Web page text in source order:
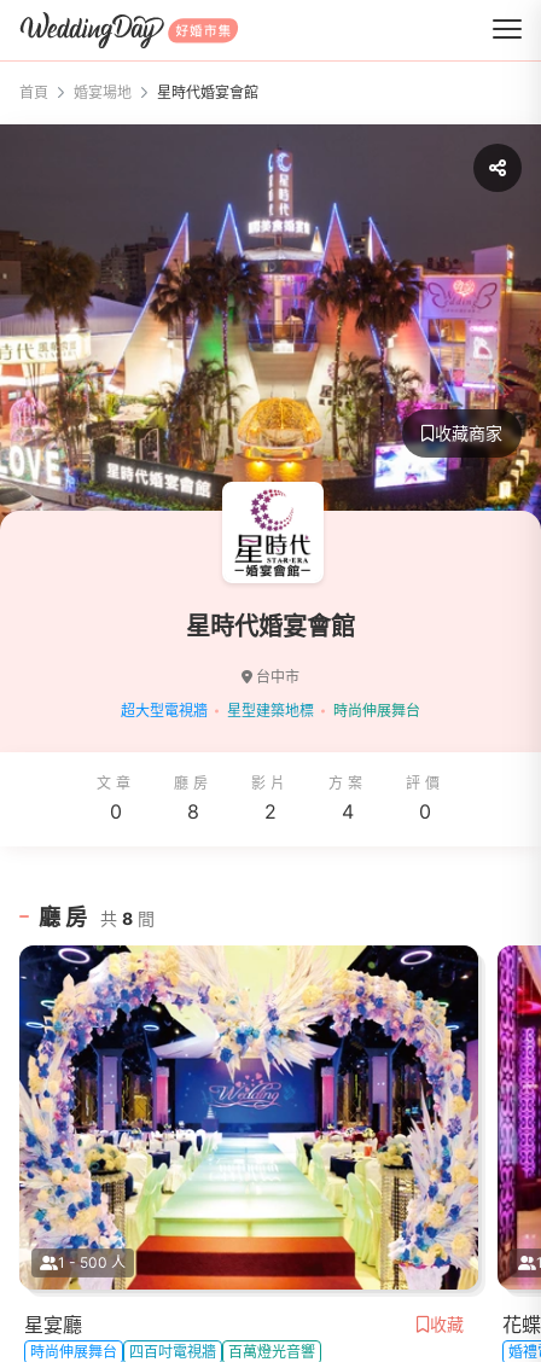
WeddingDay 好婚市集
首頁 婚宴場地 星時代婚宴會館
收藏商家
星時代婚宴會館
台中市
超大型電視牆
星型建築地標 時尚伸展舞台
文章
0
廳房
8
影片
2
方案
4
評價
0
廳房 共 8 間
1 - 500 人
星宴廳 收藏
時尚伸展舞台 四百吋電視牆 百萬燈光音響
花
婚禮